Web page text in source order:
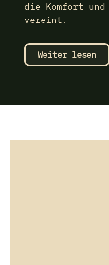
die Komfort
vereint.
Weiter lesen